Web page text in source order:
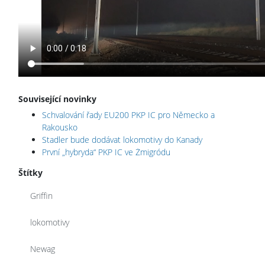
Související novinky
Schvalování řady EU200 PKP IC pro Německo a
Rakousko
Stadler bude dodávat lokomotivy do Kanady
První „hybryda“ PKP IC ve Żmigródu
Štítky
Griffin
lokomotivy
Newag